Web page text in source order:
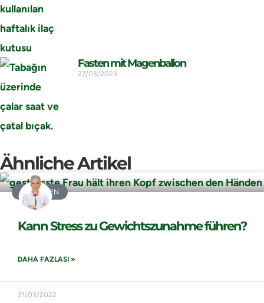
Fasten mit Magenballon
27/03/2023
Ähnliche Artikel
ABNEHMEN
Kann Stress zu Gewichtszunahme führen?
DAHA FAZLASI »
31/03/2022